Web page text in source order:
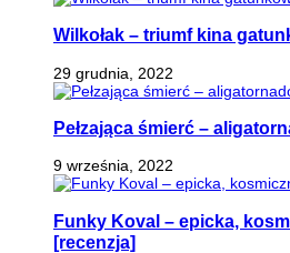
Wilkołak – triumf kina
29 grudnia, 2022
Pełzająca śmierć –
9 września, 2022
Funky Koval – epicka,
[recenzja]